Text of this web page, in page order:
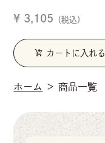
¥ 3,105 （税込）
add_shopping_cart カートに入れる
ホーム ＞ 商品一覧